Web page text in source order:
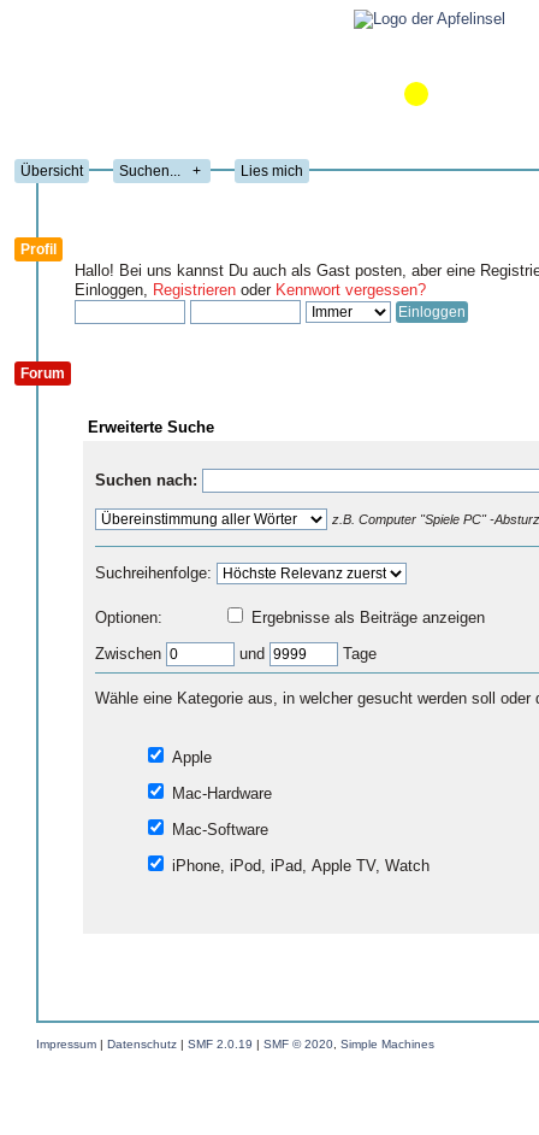
Übersicht + Lies mich
Profil
Hallo! Bei uns kannst Du auch als Gast posten, aber eine
Einloggen, Registrieren oder Kennwort vergessen?
Forum
Erweiterte Suche
Suchen nach:
z.B. Computer "Spiele PC" -Absturz
Suchreihenfolge:
Optionen:
Ergebnisse als Beiträge anzeigen
Zwischen
und Tage
Wähle eine Kategorie aus, in welcher gesucht werden soll oder
Apple
Mac-Hardware
Mac-Software
iPhone, iPod, iPad, Apple TV, Watch
Impressum Datenschutz SMF 2.0.19 SMF © 2020, Simple Machines